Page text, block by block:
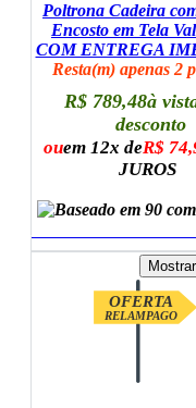
Poltrona Cadeira
Encosto em Tela
COM ENTREGA
Resta(m) apenas 2
R$ 789,48à
desconto
ouem 12x deR$
JUROS
OFERTA
RELAMPAGO